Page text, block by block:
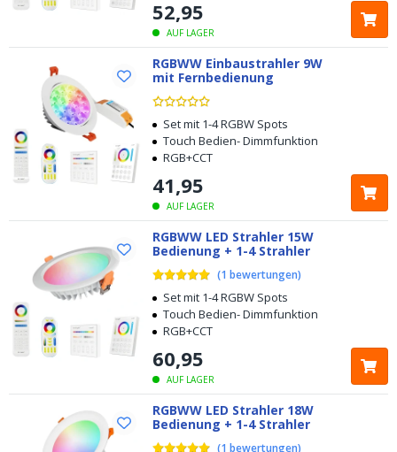
AUF LAGER
52,95
RGBWW Einbaustrahler 9W
mit Fernbedienung
AUF LAGER
41,95
Set mit 1-4 RGBW Spots
Touch Bedien- Dimmfunktion
RGB+CCT
RGBWW LED Strahler 15W
Bedienung + 1-4 Strahler
(1 bewertungen)
AUF LAGER
60,95
Set mit 1-4 RGBW Spots
Touch Bedien- Dimmfunktion
RGB+CCT
RGBWW LED Strahler 18W
Bedienung + 1-4 Strahler
(1 bewertungen)